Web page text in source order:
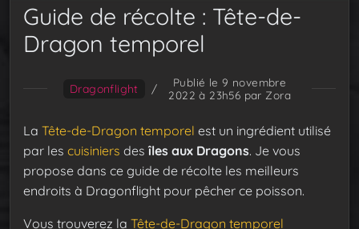
Guide de récolte : Tête-de-
Dragon temporel
Dragonflight /
Publié le 9 novembre
2022 à 23h56 par Zora
La Tête-de-Dragon temporel est un ingrédient utilisé
par les cuisiniers des îles aux Dragons. Je vous
propose dans ce guide de récolte les meilleurs
endroits à Dragonflight pour pêcher ce poisson.
Vous trouverez la Tête-de-Dragon temporel